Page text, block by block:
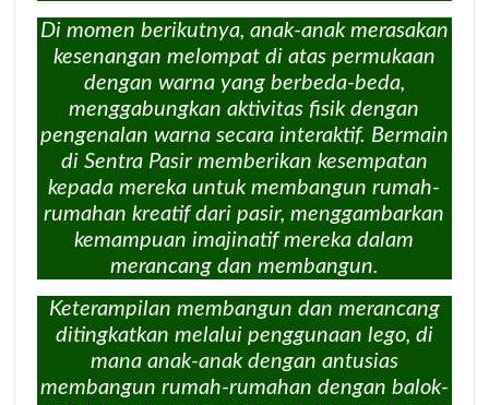
Di momen berikutnya, anak-anak merasakan
kesenangan melompat di atas permukaan
dengan warna yang berbeda-beda,
menggabungkan aktivitas fisik dengan
pengenalan warna secara interaktif. Bermain
di Sentra Pasir memberikan kesempatan
kepada mereka untuk membangun rumah-
rumahan kreatif dari pasir, menggambarkan
kemampuan imajinatif mereka dalam
merancang dan membangun.
Keterampilan membangun dan merancang
ditingkatkan melalui penggunaan lego, di
mana anak-anak dengan antusias
membangun rumah-rumahan dengan balok-